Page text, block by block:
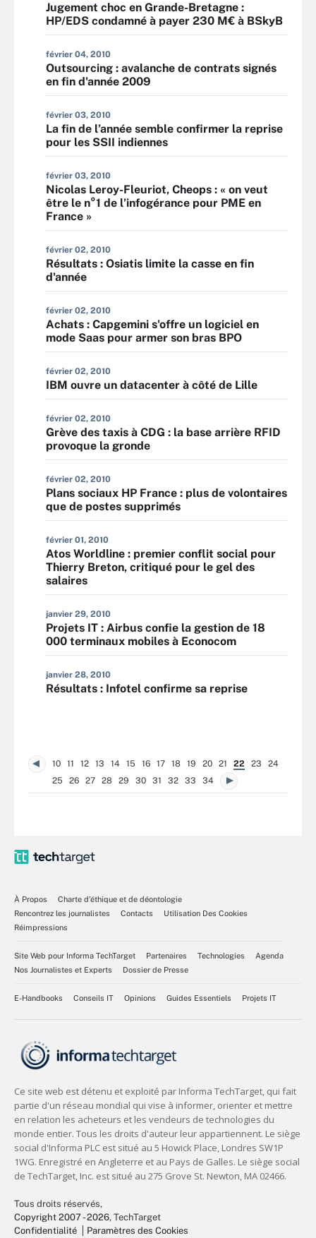
Jugement choc en Grande-Bretagne :
HP/EDS condamné à payer 230 M€ à BSkyB
février 04, 2010
Outsourcing : avalanche de contrats signés
en fin d'année 2009
février 03, 2010
La fin de l’année semble confirmer la reprise
pour les SSII indiennes
février 03, 2010
Nicolas Leroy-Fleuriot, Cheops : « on veut
être le n°1 de l’infogérance pour PME en
France »
février 02, 2010
Résultats : Osiatis limite la casse en fin
d'année
février 02, 2010
Achats : Capgemini s'offre un logiciel en
mode Saas pour armer son bras BPO
février 02, 2010
IBM ouvre un datacenter à côté de Lille
février 02, 2010
Grève des taxis à CDG : la base arrière RFID
provoque la gronde
février 02, 2010
Plans sociaux HP France : plus de volontaires
que de postes supprimés
février 01, 2010
Atos Worldline : premier conflit social pour
Thierry Breton, critiqué pour le gel des
salaires
janvier 29, 2010
Projets IT : Airbus confie la gestion de 18
000 terminaux mobiles à Econocom
janvier 28, 2010
Résultats : Infotel confirme sa reprise
10 11 12 13 14 15 16 17 18 19 20 21 22 23
24
25
26 27 28 29 30 31 32 33 34
À Propos
Charte d’éthique et de déontologie
Rencontrez les journalistes
Contacts
Utilisation Des Cookies
Réimpressions
Site Web pour Informa TechTarget Partenaires Technologies
Agenda
Nos Journalistes et Experts
Dossier de Presse
E-Handbooks Conseils IT Opinions Guides Essentiels Projets IT
Tous droits réservés,
Copyright 2007 - 2026, TechTarget
Confidentialité
Paramètres des Cookies